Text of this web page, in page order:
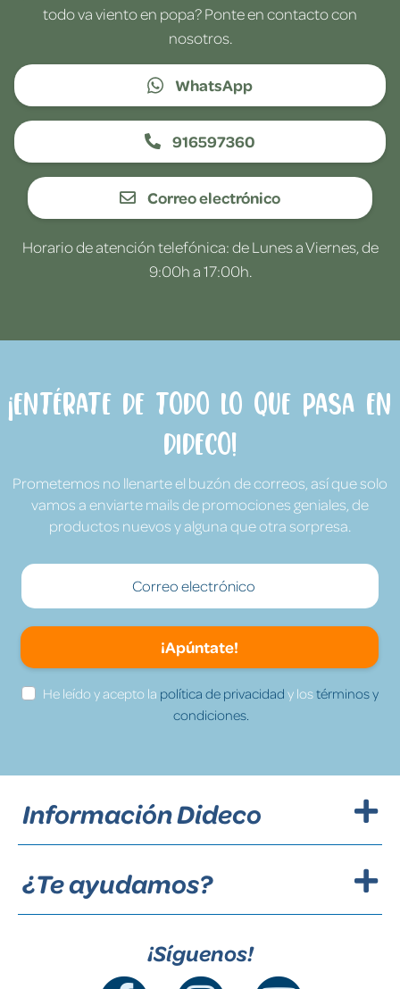
todo va viento en popa? Ponte en contacto con
nosotros.
WhatsApp
916597360
Correo electrónico
Horario de atención telefónica: de Lunes a Viernes, de
9:00h a 17:00h.
¡Entérate de todo lo que pasa en
Dideco!
Prometemos no llenarte el buzón de correos, así que solo
vamos a enviarte mails de promociones geniales, de
productos nuevos y alguna que otra sorpresa.
¡Apúntate!
He leído y acepto la política de privacidad y lostérminos y
condiciones.
Información Dideco
¿Te ayudamos?
¡Síguenos!